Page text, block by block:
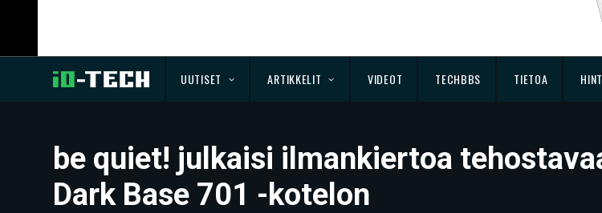
UUTISET ARTIKKELIT VIDEOT TECHBBS TIETOA
be quiet! julkaisi ilmankiertoa
Dark Base 701 -kotelon